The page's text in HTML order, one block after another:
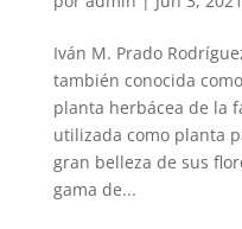
Iván M. Prado
también conocida
planta herbácea de la
utilizada como planta
gran belleza de sus
gama de...